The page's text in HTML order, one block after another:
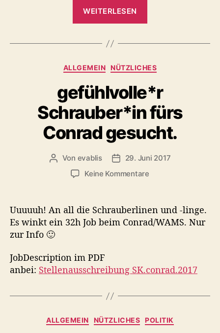
e
F
a
h
r
r
a
d
p
r
a
WEITERLESEN
i
o
m
t
r
R
E
F
A
T
u
c
K
t
e
g
o
r
i
e
n
ALLGEMEIN NÜTZLICHES
gefühlvolle*r
Schrauber*in fürs
Conrad gesucht.
B
a
g
s
u
t
o
Von evablis
B
a
g
t
u
29. Juni 2017
Keine Kommentarez
f
ü
o
r
Uuuuuh! An all die Schrauberlinen und -linge.
Es winkt ein 32h Job beim Conrad/WAMS. Nur
zur Info 🙂
JobDescription im PDF
anbei: Stellenausschreibung SK.conrad.2017
K
ALLGEMEIN NÜTZLICHES POLITIK